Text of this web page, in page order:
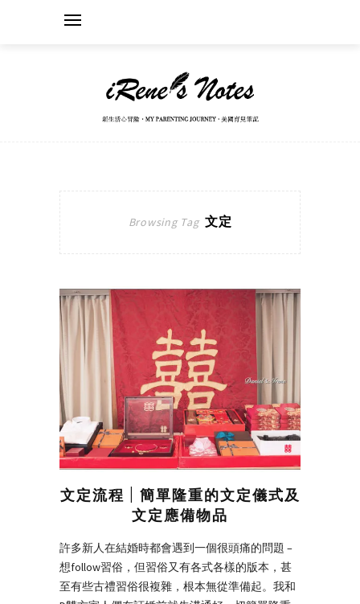
Browsing Tag 文定
文定流程 | 簡單隆重的文定儀式及
文定應備物品
許多新人在結婚時都會遇到一個很頭痛的問題 –
想follow習俗，但習俗又有各式各樣的版本，甚
至有些古禮習俗很複雜，根本無從準備起。我和